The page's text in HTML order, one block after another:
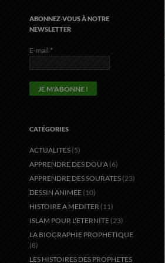
ABONNEZ-VOUS À NOTRE
NEWSLETTER
E-mail *
CATÉGORIES
ACTUALITES (5)
APPRENDRE DES DOU'A (6)
APPRENDRE DES SOURATES (23)
DESSIN ANIMEE (10)
HISTOIRE A MEDITER (11)
ISLAM POUR L'ETERNITE (23)
LA BIOGRAPHIE PROPHETIQUE
(8)
LES HISTOIRES DES PROPHETES